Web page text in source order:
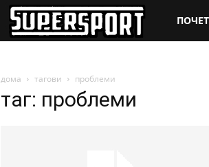
дома тагови проблеми
таг: проблеми